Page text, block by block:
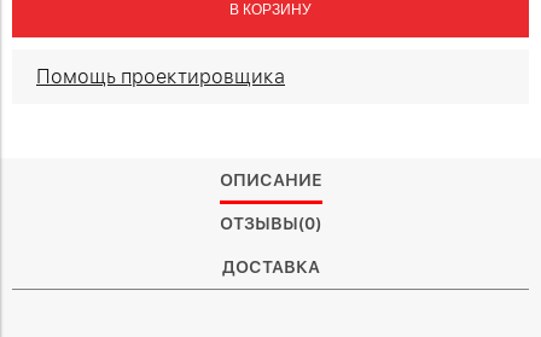
В КОРЗИНУ
Помощь проектировщика
ОПИСАНИЕ
ОТЗЫВЫ(0)
ДОСТАВКА